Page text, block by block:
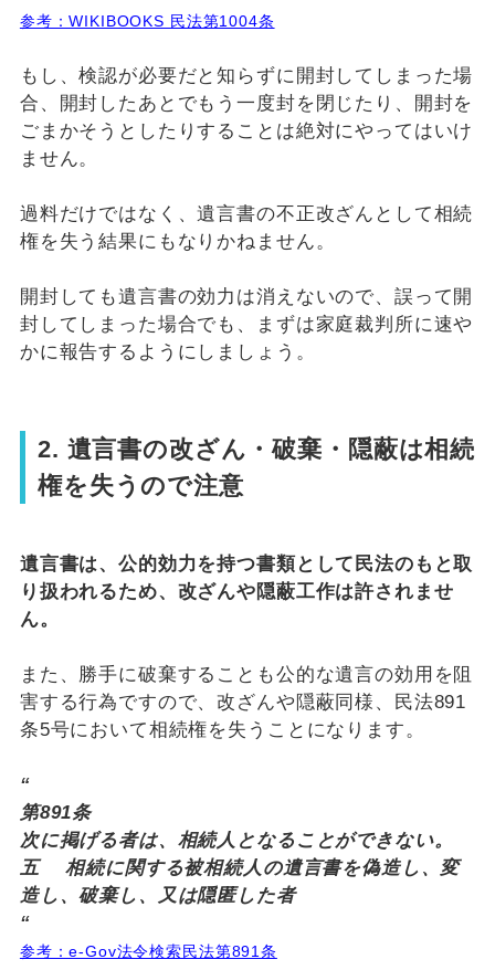
参考：WIKIBOOKS 民法第1004条
もし、検認が必要だと知らずに開封してしまった場
合、開封したあとでもう一度封を閉じたり、開封を
ごまかそうとしたりすることは絶対にやってはいけ
ません。
過料だけではなく、遺言書の不正改ざんとして相続
権を失う結果にもなりかねません。
開封しても遺言書の効力は消えないので、誤って開
封してしまった場合でも、まずは家庭裁判所に速や
かに報告するようにしましょう。
2. 遺言書の改ざん・破棄・隠蔽は相続
権を失うので注意
遺言書は、公的効力を持つ書類として民法のもと取
り扱われるため、改ざんや隠蔽工作は許されませ
ん。
また、勝手に破棄することも公的な遺言の効用を阻
害する行為ですので、改ざんや隠蔽同様、民法891
条5号において相続権を失うことになります。
“
第891条
次に掲げる者は、相続人となることができない。
五 相続に関する被相続人の遺言書を偽造し、変
造し、破棄し、又は隠匿した者
“
参考：e-Gov法令検索民法第891条